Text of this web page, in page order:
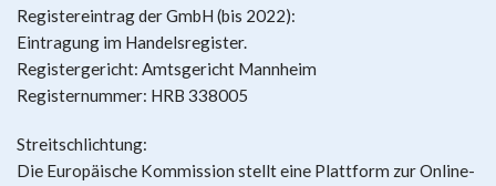
Registereintrag der GmbH (bis 2022):
Eintragung im Handelsregister.
Registergericht: Amtsgericht Mannheim
Registernummer: HRB 338005
Streitschlichtung:
Die Europäische Kommission stellt eine Plattform zur Online-